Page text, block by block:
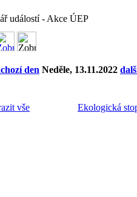
událostí - Akce ÚEP
den Neděle, 13.11.2022
vše Ekologická